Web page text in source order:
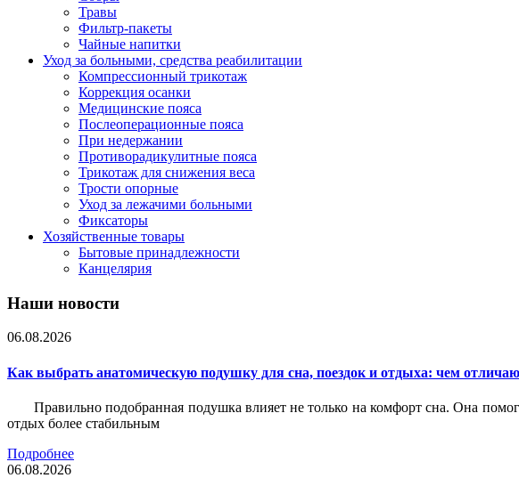
Травы
Фильтр-пакеты
Чайные напитки
Уход за больными, средства реабилитации
Компрессионный трикотаж
Коррекция осанки
Медицинские пояса
Послеоперационные пояса
При недержании
Противорадикулитные пояса
Трикотаж для снижения веса
Трости опорные
Уход за лежачими больными
Фиксаторы
Хозяйственные товары
Бытовые принадлежности
Канцелярия
Наши новости
06.08.2026
Как выбрать анатомическую подушку для сна, поездок и отдыха: чем
Правильно подобранная подушка влияет не только на комфорт сна. Она
отдых более стабильным
Подробнее
06.08.2026